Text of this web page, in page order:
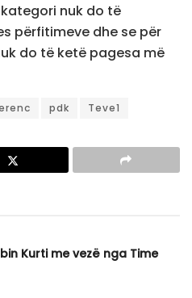
nuk do të
përfitimeve dhe se për
do të ketë pagesa më
pdk Teve1
Kurti me vezë nga Time